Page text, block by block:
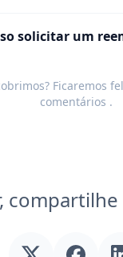
solicitar um
Ficaremos
comentários .